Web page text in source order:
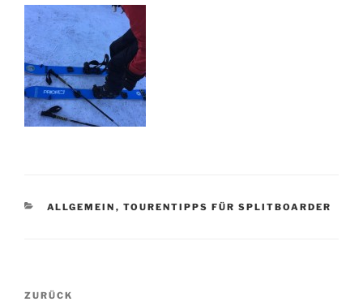
KATEGORIEN
ALLGEMEIN , TOURENTIPPS FÜR SPLITBOARDER
Beitragsnavigation
Vorheriger
ZURÜCK